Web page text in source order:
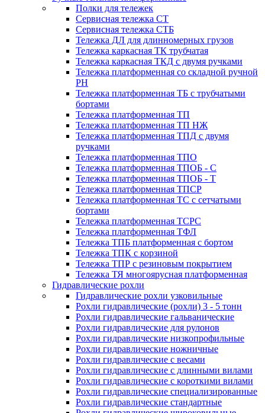
Полки для тележек
Сервисная тележка СТ
Сервисная тележка СТБ
Тележка ДЛ для длинномерных грузов
Тележка каркасная ТК трубчатая
Тележка каркасная ТКД с двумя ручками
Тележка платформенная со складной ручной
PH
Тележка платформенная ТБ с трубчатыми
бортами
Тележка платформенная ТП
Тележка платформенная ТП НЖ
Тележка платформенная ТПД с двумя
ручками
Тележка платформенная ТПО
Тележка платформенная ТПОБ - С
Тележка платформенная ТПОБ - Т
Тележка платформенная ТПСР
Тележка платформенная ТС с сетчатыми
бортами
Тележка платформенная ТСРС
Тележка платформенная ТФЛ
Тележка ТПБ платформенная с бортом
Тележка ТПК с корзиной
Тележка ТПР с резиновым покрытием
Тележка ТЯ многоярусная платформенная
Гидравлические рохли
Гидравлические рохли узковильные
Рохли гидравлические (рохли) 3 - 5 тонн
Рохли гидравлические гальванические
Рохли гидравлические для рулонов
Рохли гидравлические низкопрофильные
Рохли гидравлические ножничные
Рохли гидравлические с весами
Рохли гидравлические с длинными вилами
Рохли гидравлические с короткими вилами
Рохли гидравлические специализированные
Рохли гидравлические стандартные